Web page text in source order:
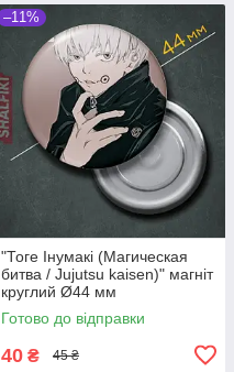
–11%
"Тоге Інумакі (Магическая
битва / Jujutsu kaisen)" магніт
круглий Ø44 мм
Готово до відправки
40 ₴ 45 ₴